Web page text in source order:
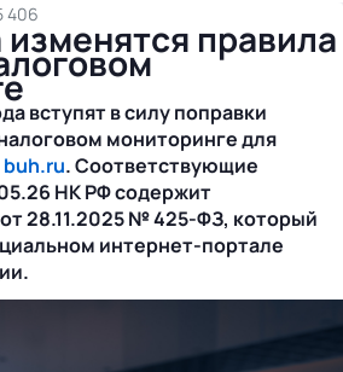
406
правила
вступят в силу поправки
мониторинге для
buh.ru. Соответствующие
НК РФ содержит
28.11.2025№425-ФЗ, который
интернет-портале